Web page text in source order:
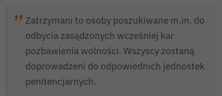
Zatrzymani to osoby poszukiwane m.in. do
odbycia zasądzonych wcześniej kar
pozbawienia wolności. Wszyscy zostaną
doprowadzeni do odpowiednich jednostek
penitencjarnych.